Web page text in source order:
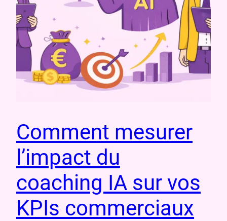
Comment mesurer
l’impact du
coaching IA sur vos
KPIs commerciaux